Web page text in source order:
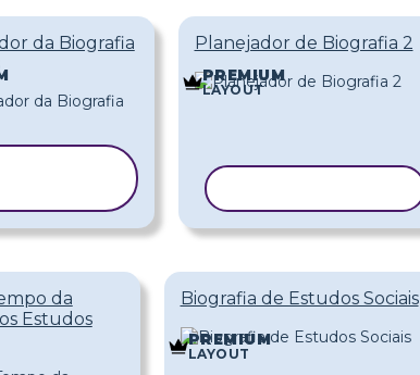
da Biografia
Planejador de Biografia 2
PREMIUM
LAYOUT
da
Estudos
Biografia de Estudos Sociais
PREMIUM
LAYOUT